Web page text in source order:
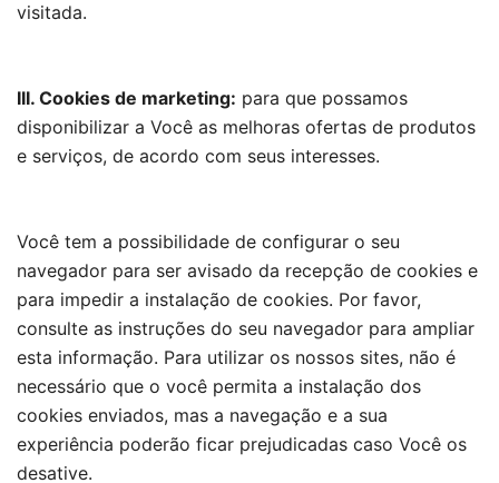
visitada.
III. Cookies de marketing: para que possamos
disponibilizar a Você as melhoras ofertas de produtos
e serviços, de acordo com seus interesses.
Você tem a possibilidade de configurar o seu
navegador para ser avisado da recepção de cookies e
para impedir a instalação de cookies. Por favor,
consulte as instruções do seu navegador para ampliar
esta informação. Para utilizar os nossos sites, não é
necessário que o você permita a instalação dos
cookies enviados, mas a navegação e a sua
experiência poderão ficar prejudicadas caso Você os
desative.